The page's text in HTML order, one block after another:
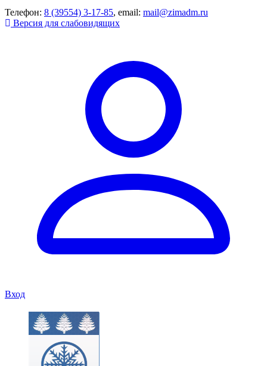
Телефон: 8 (39554) 3-17-85, email: mail@zimadm.ru
Версия для слабовидящих
Вход